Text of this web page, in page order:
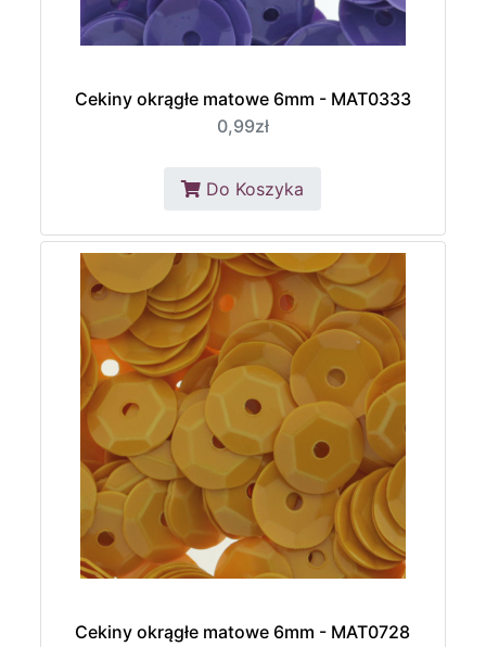
Cekiny okrągłe matowe 6mm - MAT0333
0,99zł
Do Koszyka
Cekiny okrągłe matowe 6mm - MAT0728